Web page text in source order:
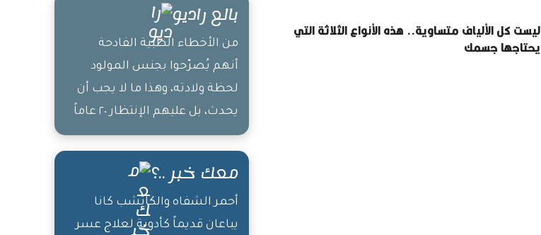
ليست كل الألياف متساوية.. هذه الأنواع الثلاثة التي
يحتاجها جسمك
بالع راديو
من الأخطاء الطبية الفادحة
أنهم يُصرّحوا بجنس المولود
لحظة ولادته، وهذا ما لا يجب أن
يحدث، بل عليهم الإنتظار ٢٠ عاماً
ليتأكدوا من رجولته
معك خبر ..؟
أحمر الشفاه والكاتشب كانا
يباعان قديماً كأدوية لعلاج عسر